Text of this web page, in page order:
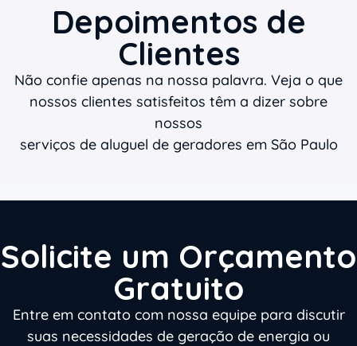
Depoimentos de
Clientes
Não confie apenas na nossa palavra. Veja o que
nossos clientes satisfeitos têm a dizer sobre
nossos
serviços de aluguel de geradores em São Paulo
Solicite um Orçamento
Gratuito
Entre em contato com nossa equipe para discutir
suas necessidades de geração de energia ou